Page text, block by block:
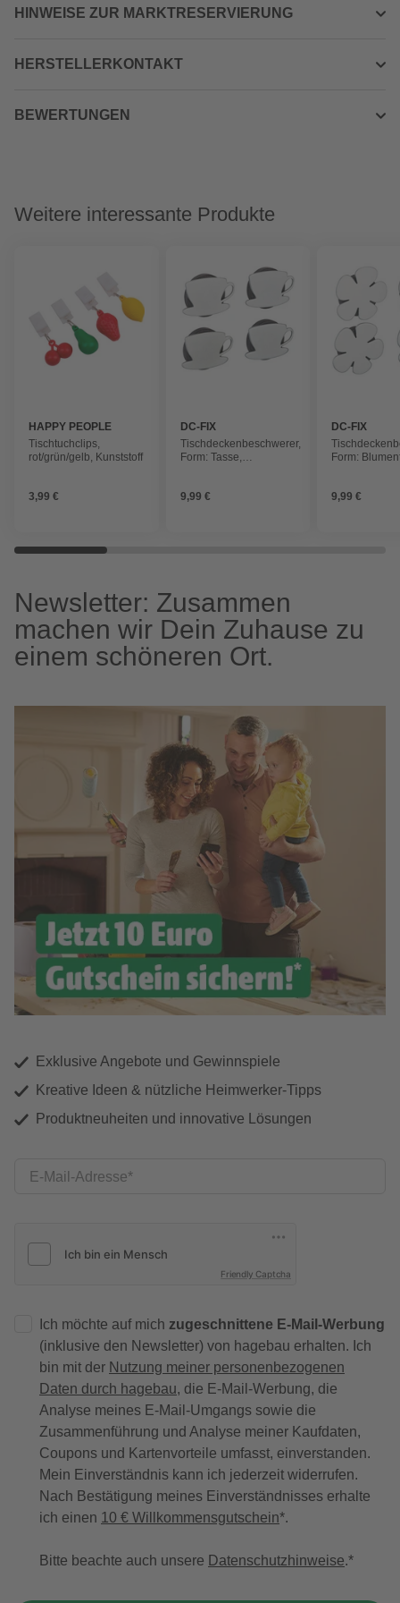
HINWEISE ZUR MARKTRESERVIERUNG
HERSTELLERKONTAKT
BEWERTUNGEN
Weitere interessante Produkte
HAPPY PEOPLE
Tischtuchclips,
rot/grün/gelb, Kunststoff
3,99 €
DC-FIX
Tischdeckenbeschwerer,
Form: Tasse,
9,99 €
DC-FIX
Form:
9,99 €
Newsletter: Zusammen
machen wir Dein Zuhause zu
einem schöneren Ort.
Exklusive Angebote und Gewinnspiele
Kreative Ideen & nützliche Heimwerker-Tipps
Produktneuheiten und innovative Lösungen
E-Mail-Adresse
Friendly Captcha
Ich möchte auf mich zugeschnittene E-Mail-Werbung
(inklusive den Newsletter) von hagebau erhalten. Ich
bin mit der Nutzung meiner personenbezogenen
Daten durch hagebau, die E-Mail-Werbung, die
Analyse meines E-Mail-Umgangs sowie die
Zusammenführung und Analyse meiner Kaufdaten,
Coupons und Kartenvorteile umfasst, einverstanden.
Mein Einverständnis kann ich jederzeit widerrufen.
Nach Bestätigung meines Einverständnisses erhalte
ich einen 10 € Willkommensgutschein*.
Bitte beachte auch unsere Datenschutzhinweise.